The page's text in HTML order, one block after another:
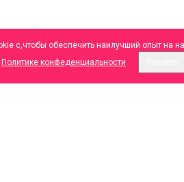
с,чтобы обеспечить наилучший опыт на
Политике конфеденциальности